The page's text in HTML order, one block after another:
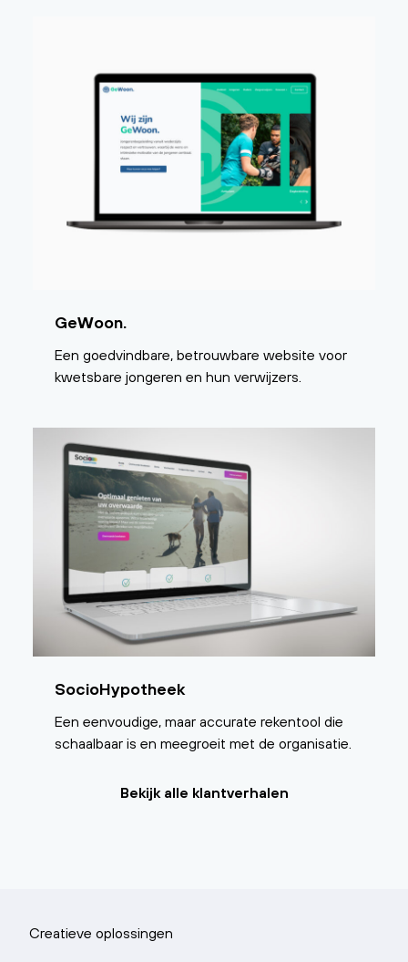
GeWoon.
Een goedvindbare, betrouwbare website voor
kwetsbare jongeren en hun verwijzers.
SocioHypotheek
Een eenvoudige, maar accurate rekentool die
schaalbaar is en meegroeit met de organisatie.
Bekijk alle klantverhalen
Creatieve oplossingen